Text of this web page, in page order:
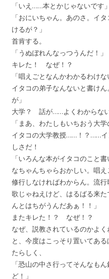
「いえ……本とかじゃないです」
「おにいちゃん。あのさ。イ
けるが？」
首肯する。
「うぬぼれんなっつうんだ！」
キレた！ なぜ！？
「唱えごとなんかわかるわけ
イタコの弟子なんないと書け
が」
大学？ 話が……よくわからな
「まあ、わたしもいちおう大
イタコの大学教授……！？……イ
しさだ！
「いろんな本がイタコのこと
なちゃんちゃらおかしい。唱え
修行しなければわからん。流
歌じゃねえけど、はるばる来
んとはちがうんだあぁ！！」
またキレた！？ なぜ！？
なぜ、説教されているのかよ
と、今度はこっそり置いてあ
たらしく、
「恐山の中さ行ってそんなも
ど！」